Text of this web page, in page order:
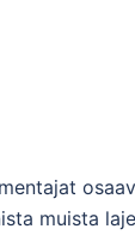
muista